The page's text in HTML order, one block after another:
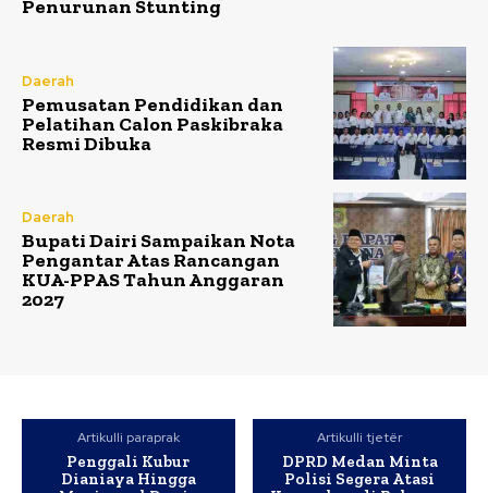
Penurunan Stunting
Daerah
Pemusatan Pendidikan dan
Pelatihan Calon Paskibraka
Resmi Dibuka
Daerah
Bupati Dairi Sampaikan Nota
Pengantar Atas Rancangan
KUA-PPAS Tahun Anggaran
2027
Artikulli paraprak
Penggali Kubur
Dianiaya Hingga
Artikulli tjetër
DPRD Medan Minta
Polisi Segera Atasi